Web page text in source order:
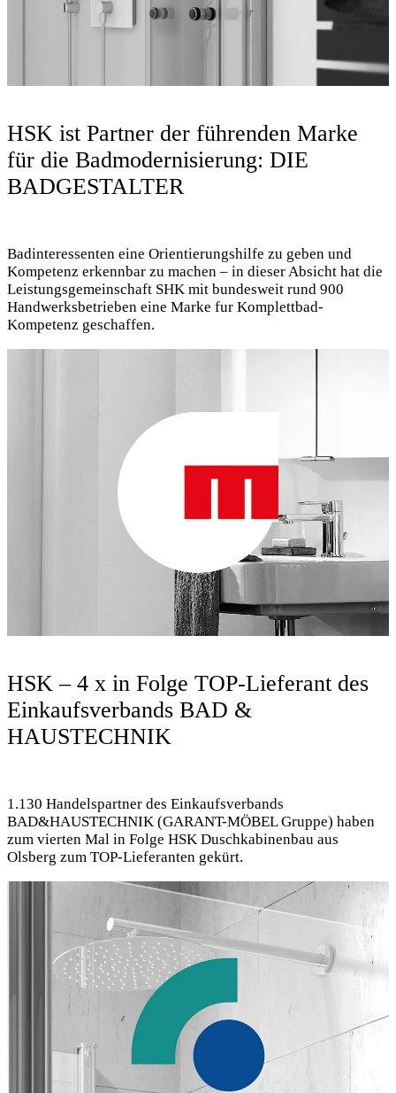
HSK ist Partner der führenden Marke
für die Badmodernisierung: DIE
BADGESTALTER
Badinteressenten eine Orientierungshilfe zu geben und
Kompetenz erkennbar zu machen – in dieser Absicht hat die
Leistungsgemeinschaft SHK mit bundesweit rund 900
Handwerksbetrieben eine Marke fur Komplettbad-
Kompetenz geschaffen.
HSK – 4 x in Folge TOP-Lieferant des
Einkaufsverbands BAD &
HAUSTECHNIK
1.130 Handelspartner des Einkaufsverbands
BAD&HAUSTECHNIK (GARANT-MÖBEL Gruppe) haben
zum vierten Mal in Folge HSK Duschkabinenbau aus
Olsberg zum TOP-Lieferanten gekürt.